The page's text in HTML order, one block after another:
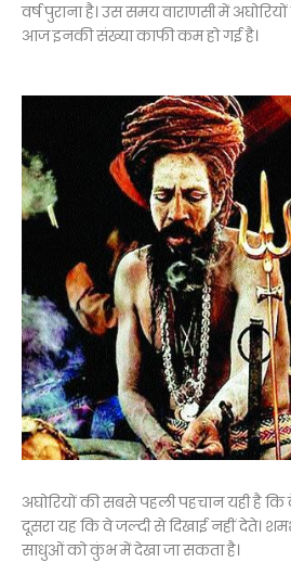
वर्ष पुराना है। उस समय वाराणसी में
आज इनकी संख्या काफी कम हो गई है।
अघोरियों की सबसे पहली पहचान यही है
दूसरा यह कि वे जल्दी से दिखाई नहीं देते।
साधुओं को कुंभ में देखा जा सकता है।